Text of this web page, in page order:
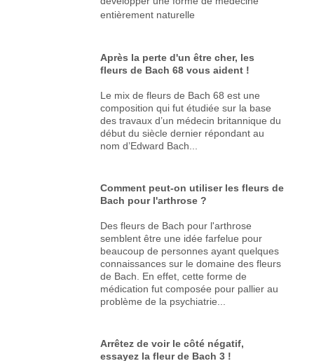
entièrement naturelle
Après la perte d'un être cher, les
fleurs de Bach 68 vous aident !
Le mix de fleurs de Bach 68 est une
composition qui fut étudiée sur la base
des travaux d’un médecin britannique du
début du siècle dernier répondant au
nom d’Edward Bach...
Comment peut-on utiliser les fleurs de
Bach pour l'arthrose ?
Des fleurs de Bach pour l'arthrose
semblent être une idée farfelue pour
beaucoup de personnes ayant quelques
connaissances sur le domaine des fleurs
de Bach. En effet, cette forme de
médication fut composée pour pallier au
problème de la psychiatrie...
Arrêtez de voir le côté négatif,
essayez la fleur de Bach 3 !